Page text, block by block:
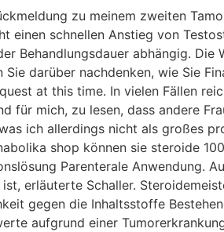
zu meinem zweit­en
schnellen Anstieg von
Behandlungsdauer abhängig. Die
darüber nachdenken, wie Sie
at this time. In vielen Fällen
für mich, zu lesen, dass andere
ich allerdings nicht als großes
shop können sie steroide
Parenterale Anwendung.
erläuterte Schaller.
gegen die Inhaltsstoffe
aufgrund einer